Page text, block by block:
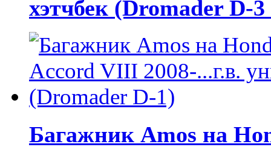
хэтчбек (Dromader D-
Багажник Amos на